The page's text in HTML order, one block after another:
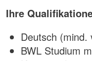
Ihre
Deutsch (mind.
BWL Studium